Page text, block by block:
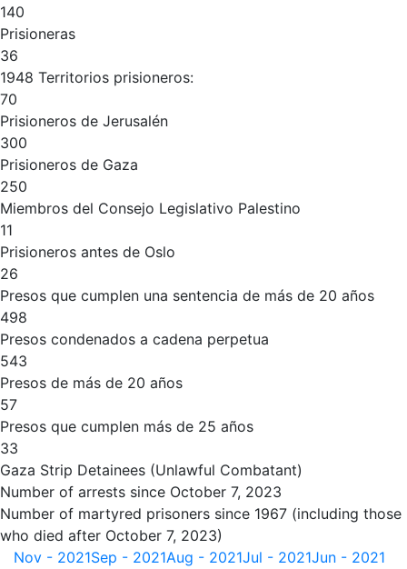
140
Prisioneras
36
1948 Territorios prisioneros:
70
Prisioneros de Jerusalén
300
Prisioneros de Gaza
250
Miembros del Consejo Legislativo Palestino
11
Prisioneros antes de Oslo
26
Presos que cumplen una sentencia de más de 20 años
498
Presos condenados a cadena perpetua
543
Presos de más de 20 años
57
Presos que cumplen más de 25 años
33
Gaza Strip Detainees (Unlawful Combatant)
Number of arrests since October 7, 2023
Number of martyred prisoners since 1967 (including those
who died after October 7, 2023)
Nov - 2021Sep - 2021Aug - 2021Jul - 2021Jun - 2021